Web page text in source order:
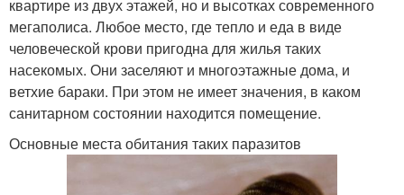
квартире из двух этажей, но и высотках современного
мегаполиса. Любое место, где тепло и еда в виде
человеческой крови пригодна для жилья таких
насекомых. Они заселяют и многоэтажные дома, и
ветхие бараки. При этом не имеет значения, в каком
санитарном состоянии находится помещение.
Основные места обитания таких паразитов